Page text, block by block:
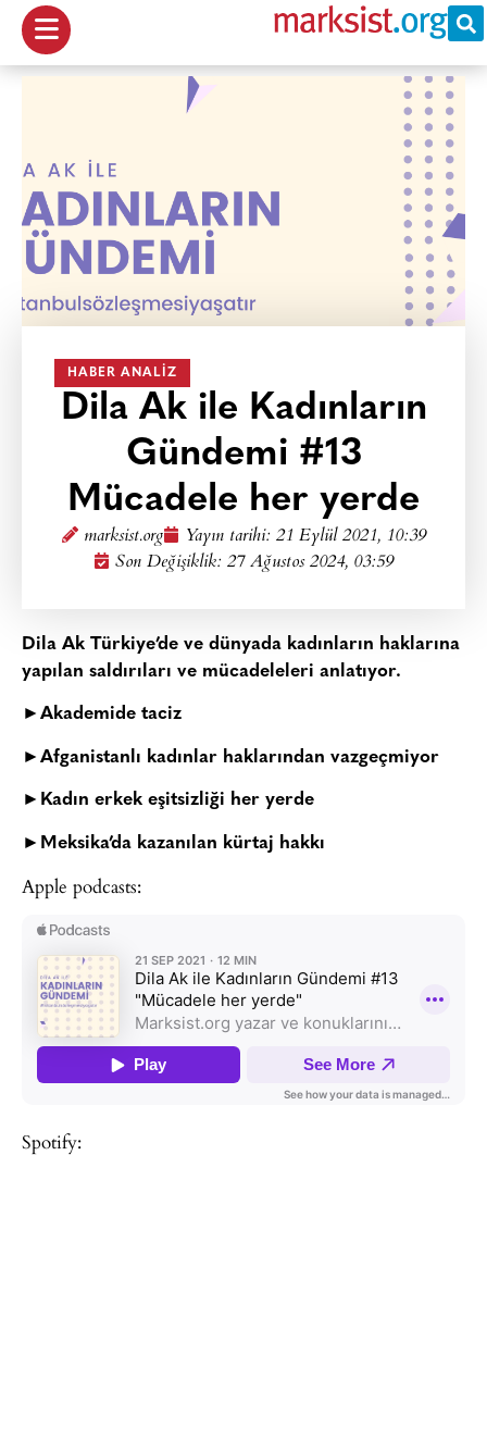
HABER ANALIZ
Dila Ak ile Kadınların
Gündemi #13
Mücadele her yerde
marksist.org Yayın tarihi: 21 Eylül 2021, 10:39
Son Değişiklik: 27 Ağustos 2024, 03:59
Dila Ak Türkiye’de ve dünyada kadınların haklarına
yapılan saldırıları ve mücadeleleri anlatıyor.
► Akademide taciz
► Afganistanlı kadınlar haklarından vazgeçmiyor
► Kadın erkek eşitsizliği her yerde
► Meksika’da kazanılan kürtaj hakkı
Apple podcasts:
Spotify: